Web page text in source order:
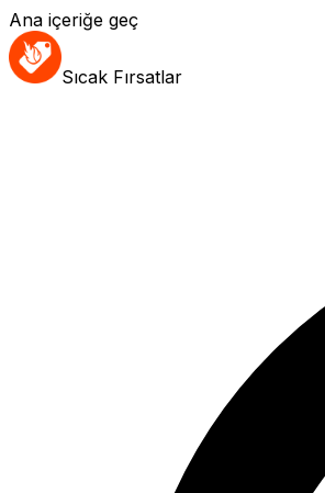
Ana içeriğe geç
Sıcak Fırsatlar